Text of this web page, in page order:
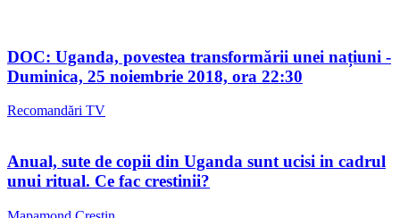
DOC: Uganda, povestea transformării unei națiuni -
Duminica, 25 noiembrie 2018, ora 22:30
Recomandări TV
Anual, sute de copii din Uganda sunt ucisi in cadrul
unui ritual. Ce fac crestinii?